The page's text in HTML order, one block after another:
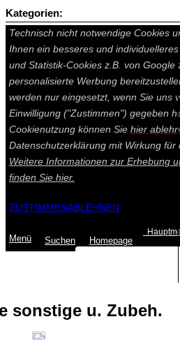
Auf dieser Seite werden technisch
Technisch nicht notwendige Cookies
Ihnen ein besseres und
und Statistik-Cookies z.B. von Google
personalisierte Werbung
werden nur eingesetzt, wenn Sie uns
Einwilligung ("Zustimmen") gegeben
Cookienutzung können Sie hier
Datenschutzerklärung mit Wirkung für
Weitere Informationen zur Erhebung
finden Sie hier.
ZUSTIMMENABLEHNEN
Menü Suchen Homepage
sonstige u. Zubeh.
Kategorien: